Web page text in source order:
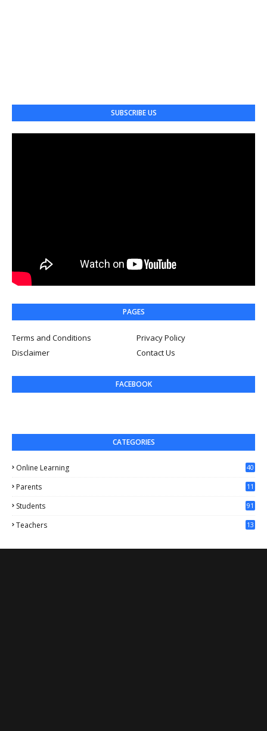
SUBSCRIBE US
PAGES
Terms and Conditions
Privacy Policy
Disclaimer
Contact Us
FACEBOOK
CATEGORIES
Online Learning 40
Parents
11
Students 91
Teachers
13